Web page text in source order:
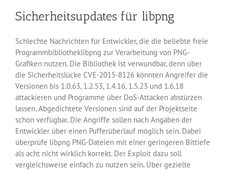
Sicherheitsupdates für libpng
Schlechte Nachrichten für Entwickler, die die beliebte freie
Programmbibliotheklibpng zur Verarbeitung von PNG-
Grafiken nutzen. Die Bibliothek ist verwundbar, denn über
die Sicherheitslücke CVE-2015-8126 könnten Angreifer die
Versionen bis 1.0.63, 1.2.53, 1.4.16, 1.5.23 und 1.6.18
attackieren und Programme über DoS-Attacken abstürzen
lassen. Abgedichtete Versionen sind auf der Projektseite
schon verfügbar. Die Angriffe sollen nach Angaben der
Entwickler über einen Pufferüberlauf möglich sein. Dabei
überprüfe libpng PNG-Dateien mit einer geringeren Bittiefe
als acht nicht wirklich korrekt. Der Exploit dazu soll
vergleichsweise einfach zu nutzen sein. Über gezielte